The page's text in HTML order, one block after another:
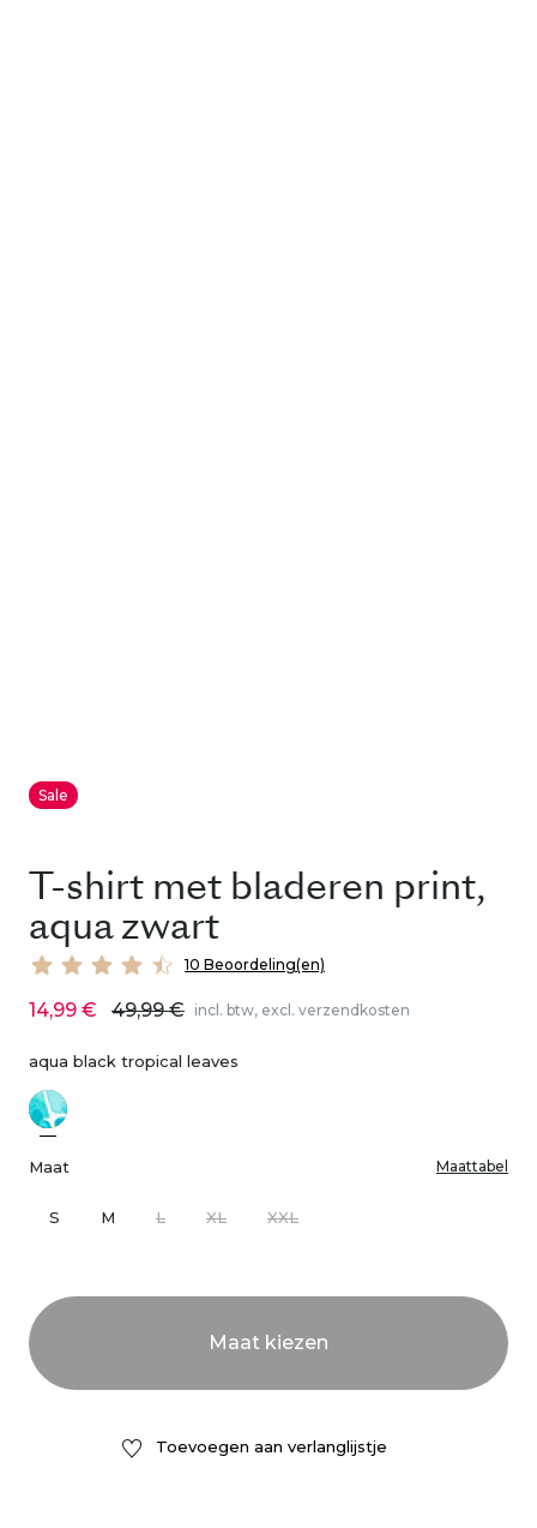
Sale
T-shirt met bladeren print,
aqua zwart
10 Beoordeling(en)
14,99 € 49,99 € incl. btw, excl. verzendkosten
aqua black tropical leaves
Maat Maattabel
S M L XL XXL
Toevoegen aan verlanglijstje